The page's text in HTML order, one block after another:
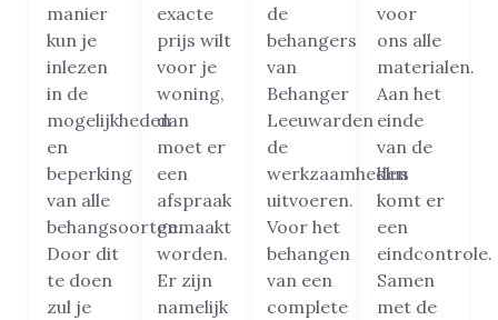
manier
kun je
inlezen
in de
mogelijkheden
en
beperking
van alle
behangsoorten.
Door dit
te doen
zul je
exacte
prijs wilt
voor je
woning,
dan
moet er
een
afspraak
gemaakt
worden.
Er zijn
namelijk
de
behangers
van
Behanger
Leeuwarden
de
werkzaamheden
uitvoeren.
Voor het
behangen
van een
complete
voor
ons alle
materialen.
Aan het
einde
van de
klus
komt er
een
eindcontrole.
Samen
met de